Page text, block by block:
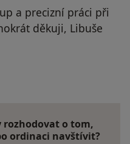
a precizní práci při
děkuji, Libuše
Váš účet byl odstraněn
rozhodovat o tom,
ordinaci navštívit?